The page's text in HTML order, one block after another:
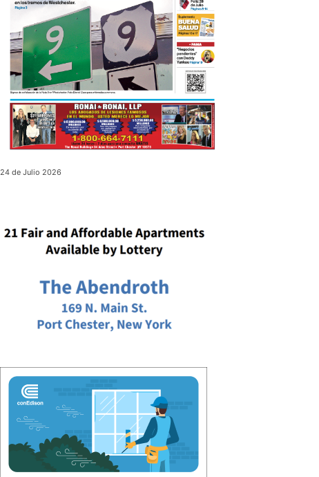
24 de Julio 2026